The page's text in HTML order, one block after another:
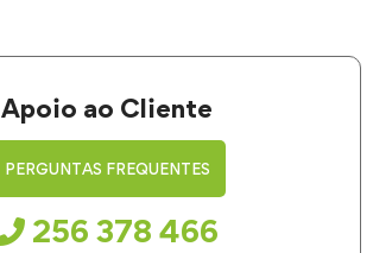
Apoio ao Cliente
PERGUNTAS FREQUENTES
256 378 466